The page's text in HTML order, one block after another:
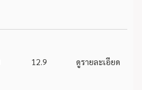
12.9 ดูรายละเอียด